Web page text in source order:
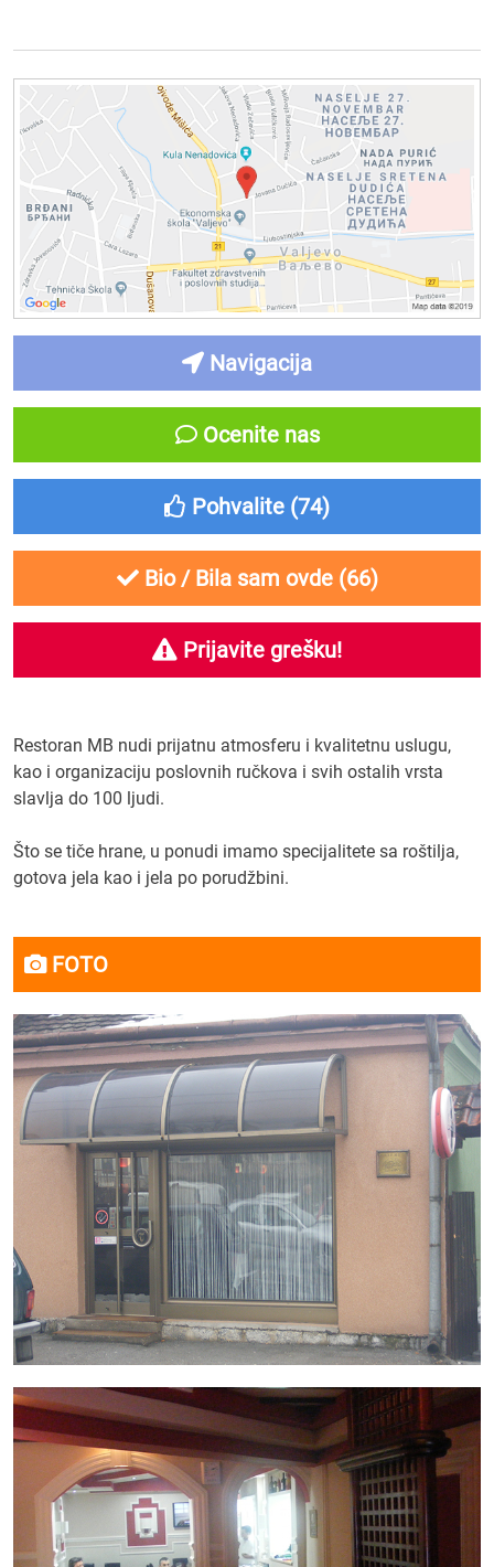
Restoran MB nudi prijatnu atmosferu i kvalitetnu uslugu,
kao i organizaciju poslovnih ručkova i svih ostalih vrsta
slavlja do 100 ljudi.
Što se tiče hrane, u ponudi imamo specijalitete sa roštilja,
gotova jela kao i jela po porudžbini.
FOTO
Navigacija
Ocenite nas
Pohvalite (74)
Bio / Bila sam ovde (66)
Prijavite grešku!